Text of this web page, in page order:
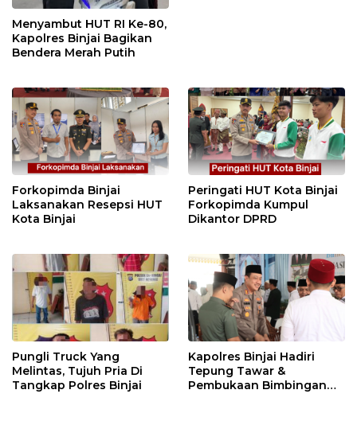
Menyambut HUT RI Ke-80,
Kapolres Binjai Bagikan
Bendera Merah Putih
Forkopimda Binjai
Laksanakan Resepsi HUT
Kota Binjai
Peringati HUT Kota Binjai
Forkopimda Kumpul
Dikantor DPRD
Pungli Truck Yang
Melintas, Tujuh Pria Di
Tangkap Polres Binjai
Kapolres Binjai Hadiri
Tepung Tawar &
Pembukaan Bimbingan